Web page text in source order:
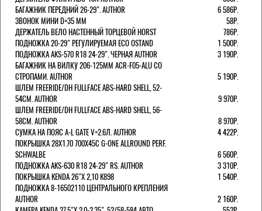
БАГАЖНИК ПЕРЕДНИЙ 26-29". AUTHOR
6 586Р.
ЗВОНОК МИНИ D=35 ММ
58Р.
ДЕРЖАТЕЛЬ ВЕЛО НАСТЕННЫЙ ТОРЦЕВОЙ HORST
786Р.
ПОДНОЖКА 20-29" РЕГУЛИРУЕМАЯ ECO OSTAND
1 500Р.
ПОДНОЖКА AKS-570 R18 24-29". ЧЕРНАЯ AUTHOR
3 190Р.
БАГАЖНИК НА ВИЛКУ 206-125ММ ACR-F05-ALU СО
СТРОПАМИ. AUTHOR
5 190Р.
ШЛЕМ FREERIDE/DH FULLFACE ABS-HARD SHELL, 52-
54СМ. AUTHOR
9 970Р.
ШЛЕМ FREERIDE/DH FULLFACE ABS-HARD SHELL, 56-
58СМ. AUTHOR
8 970Р.
СУМКА НА ПОЯС A-L GATE V=2.6Л. AUTHOR
4 422Р.
ПОКРЫШКА 28X1.70 700X45C G-ONE ALLROUND PERF.
SCHWALBE
6 560Р.
ПОДНОЖКА AKS-630 R18 24-29" RS. AUTHOR
3 310Р.
ПОКРЫШКА KENDA 26"Х 2,10 K898
1 540Р.
ПОДНОЖКА 8-16502110 ЦЕНТРАЛЬНОГО КРЕПЛЕНИЯ
AUTHOR
2 160Р.